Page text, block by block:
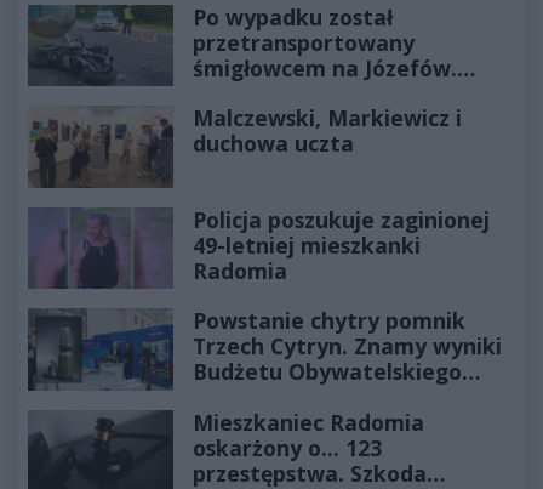
Po wypadku został
przetransportowany
śmigłowcem na Józefów.
Malczewski, Markiewicz i
duchowa uczta
Policja poszukuje zaginionej
49-letniej mieszkanki
Radomia
Powstanie chytry pomnik
Trzech Cytryn. Znamy wyniki
Budżetu Obywatelskiego
Mieszkaniec Radomia
oskarżony o... 123
przestępstwa. Szkoda